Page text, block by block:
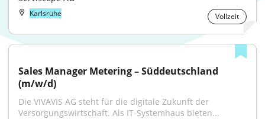
Karlsruhe Vollzeit
Sales Manager Metering – Süddeutschland
(m/w/d)
Die VIVAVIS AG steht für die digitale Zukunft der
Versorgungswirtschaft. Als IT-Systemhaus bieten...